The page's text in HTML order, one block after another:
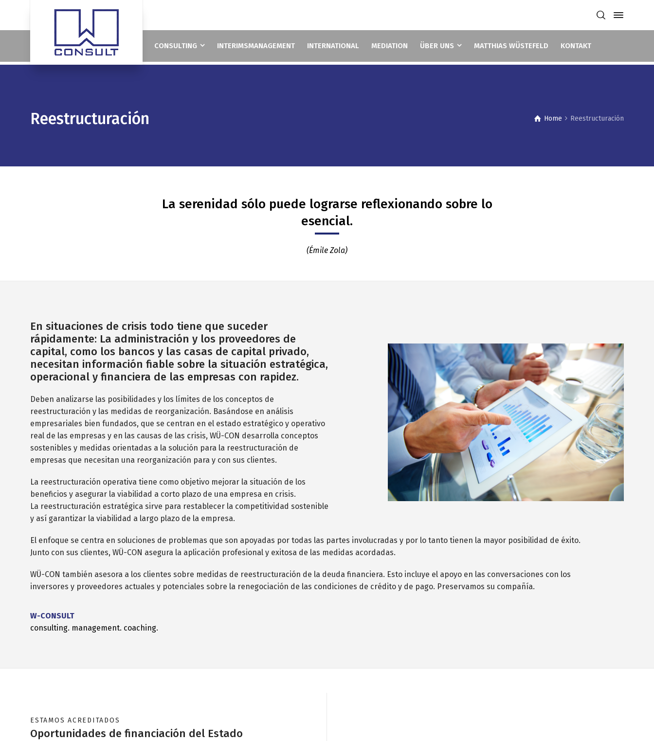
CONSULTING INTERIMSMANAGEMENT INTERNATIONAL MEDIATION ÜBER UNS MATTHIAS WÜSTEFELD KONTAKT
Reestructuración Home Reestructuración
La serenidad sólo puede lograrse reflexionando sobre lo
esencial.
(Émile Zola)
En situaciones de crisis todo tiene que suceder
rápidamente: La administración y los proveedores de
capital, como los bancos y las casas de capital privado,
necesitan información fiable sobre la situación estratégica,
operacional y financiera de las empresas con rapidez.
Deben analizarse las posibilidades y los límites de los conceptos de
reestructuración y las medidas de reorganización. Basándose en análisis
empresariales bien fundados, que se centran en el estado estratégico y operativo
real de las empresas y en las causas de las crisis, WÜ-CON desarrolla conceptos
sostenibles y medidas orientadas a la solución para la reestructuración de
empresas que necesitan una reorganización para y con sus clientes.
La reestructuración operativa tiene como objetivo mejorar la situación de los
beneficios y asegurar la viabilidad a corto plazo de una empresa en crisis.
La reestructuración estratégica sirve para restablecer la competitividad sostenible
y así garantizar la viabilidad a largo plazo de la empresa.
El enfoque se centra en soluciones de problemas que son apoyadas por todas las partes involucradas y por lo tanto tienen la mayor posibilidad de éxito.
Junto con sus clientes, WÜ-CON asegura la aplicación profesional y exitosa de las medidas acordadas.
WÜ-CON también asesora a los clientes sobre medidas de reestructuración de la deuda financiera. Esto incluye el apoyo en las conversaciones con los
inversores y proveedores actuales y potenciales sobre la renegociación de las condiciones de crédito y de pago. Preservamos su compañía.
W-CONSULT
consulting. management. coaching.
ESTAMOS ACREDITADOS
Oportunidades de financiación del Estado